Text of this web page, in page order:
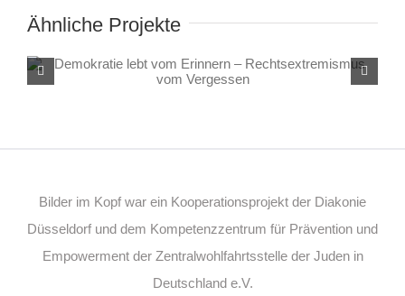
Ähnliche Projekte
Demokratie lebt vom Erinnern –
Rechtsextremismus vom Vergessen
Bilder im Kopf war ein Kooperationsprojekt der Diakonie
Düsseldorf und dem Kompetenzzentrum für Prävention und
Empowerment der Zentralwohlfahrtsstelle der Juden in
Deutschland e.V.